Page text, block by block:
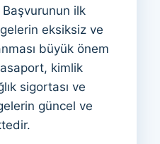
Başvurunun ilk
eksiksiz ve
büyük önem
kimlik
sigortası ve
güncel ve